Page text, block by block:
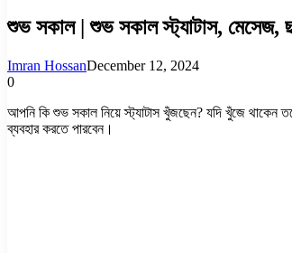
শুভ সকাল | শুভ সকাল স্ট্যাটাস, মেসেজ,
Imran HossanDecember 12, 2024
0
আপনি কি শুভ সকাল নিয়ে স্ট্যাটাস খুঁজছেন? যদি খুঁজে থাকেন
ব্যবহার করতে পারবেন।